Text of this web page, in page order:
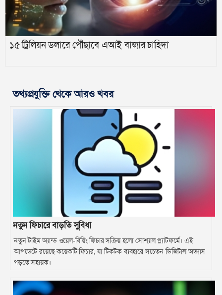
১৫ ট্রিলিয়ন ডলারে পৌঁছাবে এআই বাজার চাহিদা
তথ্যপ্রযুক্তি থেকে আরও খবর
নতুন ফিচারে বাড়তি সুবিধা
­নতুন টাইম অ্যান্ড ওয়েল-বিয়িং ফিচার সক্রিয় হলো সোশ্যাল প্ল্যাটফর্মে। এই
আপডেটে রয়েছে কয়েকটি ফিচার, যা টিকটক ব্যবহারে সচেতন ডিজিটাল অভ্যাস
গড়তে সহায়ক।